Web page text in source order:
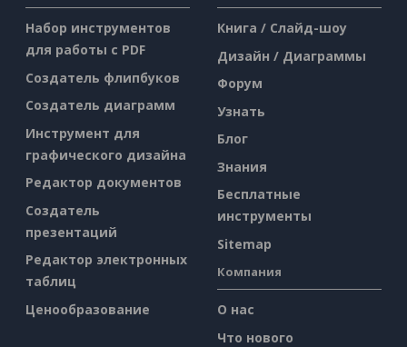
Набор инструментов
для работы с PDF
Создатель флипбуков
Создатель диаграмм
Инструмент для
графического дизайна
Редактор документов
Создатель
презентаций
Редактор электронных
таблиц
Ценообразование
Книга / Слайд-шоу
Дизайн / Диаграммы
Форум
Узнать
Блог
Знания
Бесплатные
инструменты
Sitemap
Компания
О нас
Что нового